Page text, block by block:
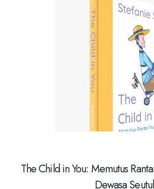
The Child in You: Memutus
Dewasa